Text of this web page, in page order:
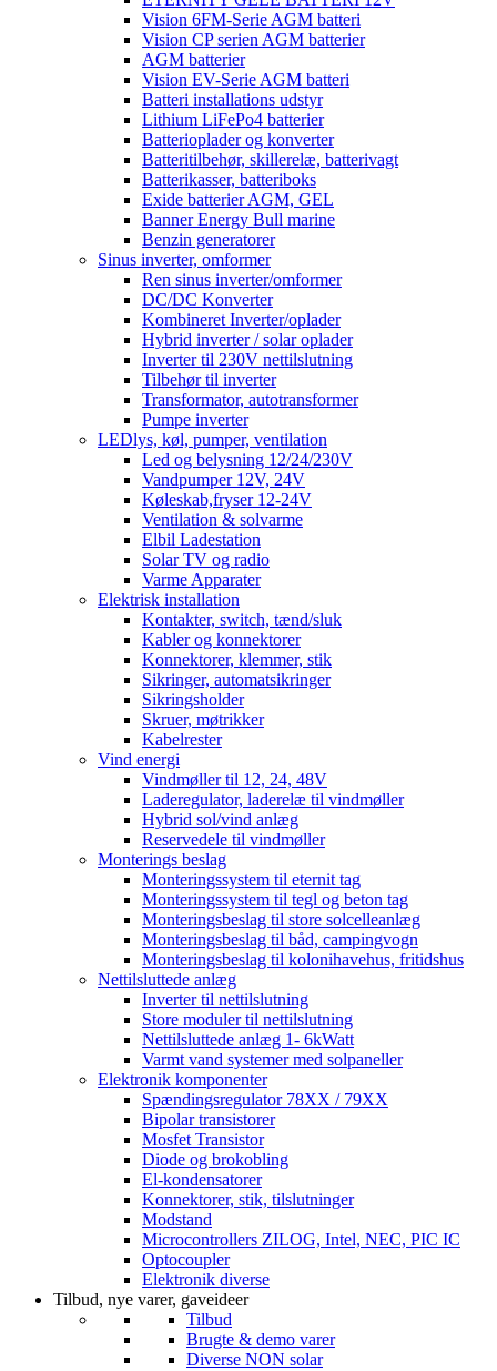
Vision 6FM-Serie AGM batteri
Vision CP serien AGM batterier
AGM batterier
Vision EV-Serie AGM batteri
Batteri installations udstyr
Lithium LiFePo4 batterier
Batterioplader og konverter
Batteritilbehør, skillerelæ, batterivagt
Batterikasser, batteriboks
Exide batterier AGM, GEL
Banner Energy Bull marine
Benzin generatorer
Sinus inverter, omformer
Ren sinus inverter/omformer
DC/DC Konverter
Kombineret Inverter/oplader
Hybrid inverter / solar oplader
Inverter til 230V nettilslutning
Tilbehør til inverter
Transformator, autotransformer
Pumpe inverter
LEDlys, køl, pumper, ventilation
Led og belysning 12/24/230V
Vandpumper 12V, 24V
Køleskab,fryser 12-24V
Ventilation & solvarme
Elbil Ladestation
Solar TV og radio
Varme Apparater
Elektrisk installation
Kontakter, switch, tænd/sluk
Kabler og konnektorer
Konnektorer, klemmer, stik
Sikringer, automatsikringer
Sikringsholder
Skruer, møtrikker
Kabelrester
Vind energi
Vindmøller til 12, 24, 48V
Laderegulator, laderelæ til vindmøller
Hybrid sol/vind anlæg
Reservedele til vindmøller
Monterings beslag
Monteringssystem til eternit tag
Monteringssystem til tegl og beton tag
Monteringsbeslag til store solcelleanlæg
Monteringsbeslag til båd, campingvogn
Monteringsbeslag til kolonihavehus, fritidshus
Nettilsluttede anlæg
Inverter til nettilslutning
Store moduler til nettilslutning
Nettilsluttede anlæg 1- 6kWatt
Varmt vand systemer med solpaneller
Elektronik komponenter
Spændingsregulator 78XX / 79XX
Bipolar transistorer
Mosfet Transistor
Diode og brokobling
El-kondensatorer
Konnektorer, stik, tilslutninger
Modstand
Microcontrollers ZILOG, Intel, NEC, PIC IC
Optocoupler
Elektronik diverse
Tilbud, nye varer, gaveideer
Tilbud
Brugte & demo varer
Diverse NON solar